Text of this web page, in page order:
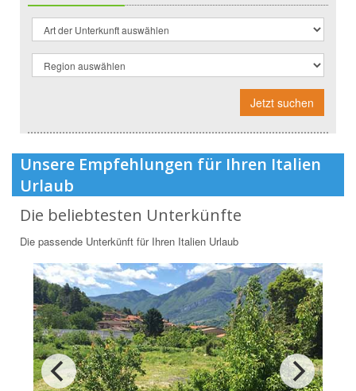
Jetzt suchen
Unsere Empfehlungen für Ihren Italien
Urlaub
Die beliebtesten Unterkünfte
Die passende Unterkünft für Ihren Italien Urlaub